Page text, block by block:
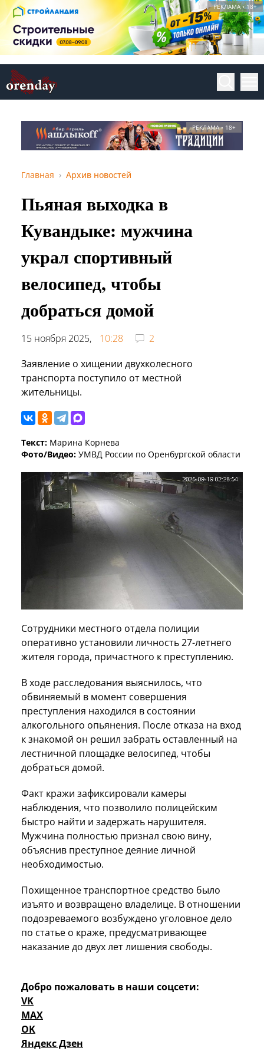
РЕКЛАМА • 18+
РЕКЛАМА • 18+
Главная Архив новостей
Пьяная выходка в
Кувандыке: мужчина
украл спортивный
велосипед, чтобы
добраться домой
15 ноября 2025, 10:28
2
Заявление о хищении двухколесного
транспорта поступило от местной
жительницы.
Текст: Марина Корнева
Фото/Видео: УМВД России по Оренбургской области
Сотрудники местного отдела полиции
оперативно установили личность 27-летнего
жителя города, причастного к преступлению.
В ходе расследования выяснилось, что
обвиняемый в момент совершения
преступления находился в состоянии
алкогольного опьянения. После отказа на вход
к знакомой он решил забрать оставленный на
лестничной площадке велосипед, чтобы
добраться домой.
Факт кражи зафиксировали камеры
наблюдения, что позволило полицейским
быстро найти и задержать нарушителя.
Мужчина полностью признал свою вину,
объяснив преступное деяние личной
необходимостью.
Похищенное транспортное средство было
изъято и возвращено владелице. В отношении
подозреваемого возбуждено уголовное дело
по статье о краже, предусматривающее
наказание до двух лет лишения свободы.
Добро пожаловать в наши соцсети:
VK
MAX
OK
Яндекс Дзен